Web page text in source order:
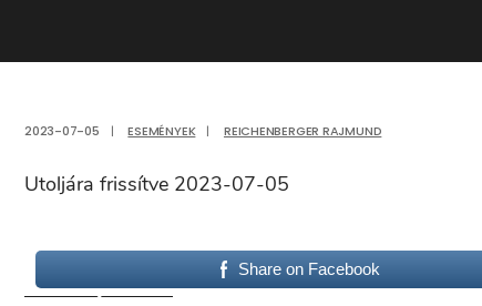
2023-07-05 | ESEMÉNYEK | REICHENBERGER RAJMUND
Utoljára frissítve 2023-07-05
Share on Facebook